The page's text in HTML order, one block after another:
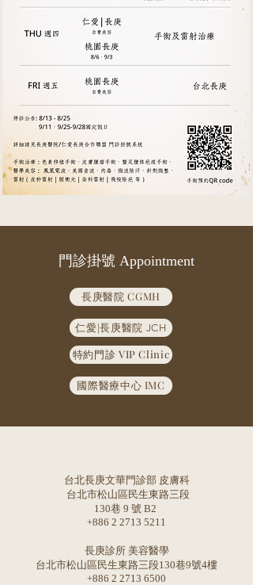
門診​掛號 Appointment
長庚醫院 CGMH
仁愛|長庚醫院 JCH
特約門診 VIP Clinic
國際醫療中心 IMC
台北長庚文華門診部 皮膚科
台北市松山區民生東路三段
130巷 9 號 B2
+886 2 2713 5211
長庚診所 美容醫學
台北市松山區民生東路三段130巷9號4樓
+886 2 2713 6500